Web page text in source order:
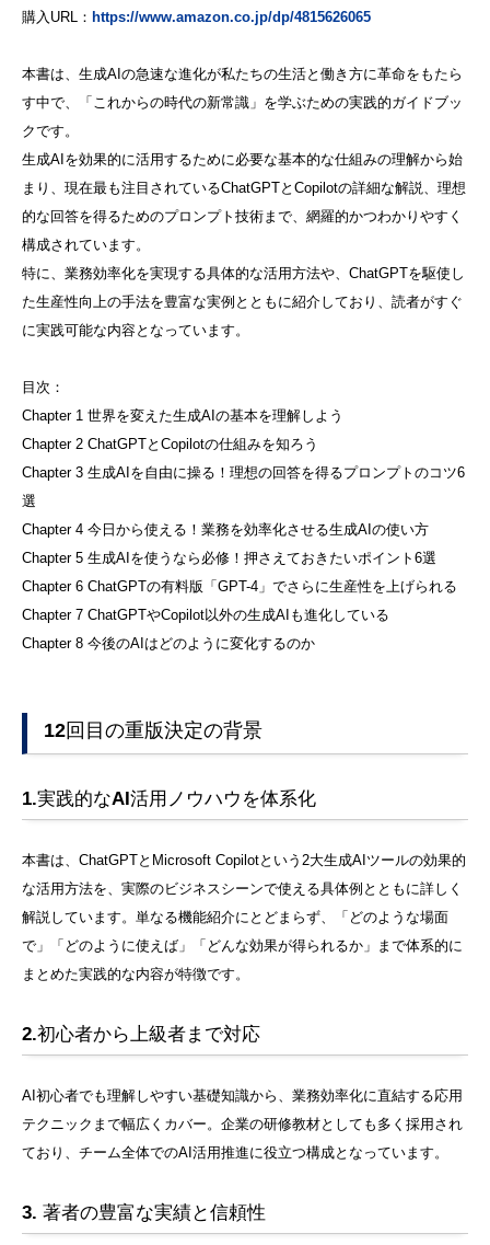
購入URL： https://www.amazon.co.jp/dp/4815626065
本書は、生成AIの急速な進化が私たちの生活と働き方に革命をもたら
す中で、「これからの時代の新常識」を学ぶための実践的ガイドブッ
クです。
生成AIを効果的に活用するために必要な基本的な仕組みの理解から始
まり、現在最も注目されているChatGPTとCopilotの詳細な解説、理想
的な回答を得るためのプロンプト技術まで、網羅的かつわかりやすく
構成されています。
特に、業務効率化を実現する具体的な活用方法や、ChatGPTを駆使し
た生産性向上の手法を豊富な実例とともに紹介しており、読者がすぐ
に実践可能な内容となっています。
目次：
Chapter 1 世界を変えた生成AIの基本を理解しよう
Chapter 2 ChatGPTとCopilotの仕組みを知ろう
Chapter 3 生成AIを自由に操る！理想の回答を得るプロンプトのコツ6
選
Chapter 4 今日から使える！業務を効率化させる生成AIの使い方
Chapter 5 生成AIを使うなら必修！押さえておきたいポイント6選
Chapter 6 ChatGPTの有料版「GPT-4」でさらに生産性を上げられる
Chapter 7 ChatGPTやCopilot以外の生成AIも進化している
Chapter 8 今後のAIはどのように変化するのか
12回目の重版決定の背景
1.実践的なAI活用ノウハウを体系化
本書は、ChatGPTとMicrosoft Copilotという2大生成AIツールの効果的
な活用方法を、実際のビジネスシーンで使える具体例とともに詳しく
解説しています。単なる機能紹介にとどまらず、「どのような場面
で」「どのように使えば」「どんな効果が得られるか」まで体系的に
まとめた実践的な内容が特徴です。
2.初心者から上級者まで対応
AI初心者でも理解しやすい基礎知識から、業務効率化に直結する応用
テクニックまで幅広くカバー。企業の研修教材としても多く採用され
ており、チーム全体でのAI活用推進に役立つ構成となっています。
3. 著者の豊富な実績と信頼性